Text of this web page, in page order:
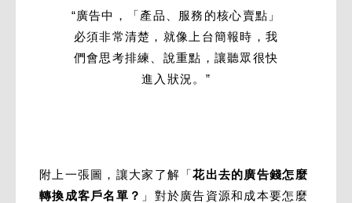
“廣告中，「產品、服務的核心賣點」
必須非常清楚，就像上台簡報時，我
們會思考排練、說重點，讓聽眾很快
進入狀況。”
附上一張圖，讓大家了解「花出去的廣告錢怎麼
轉換成客戶名單？ 」對於廣告資源和成本要怎麼